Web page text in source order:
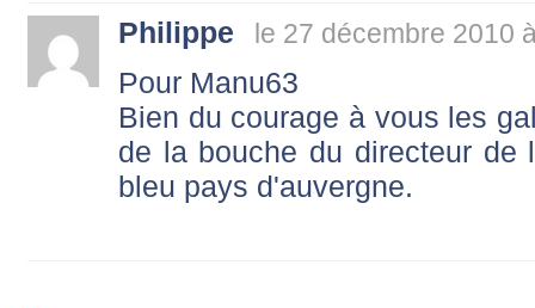
Philippe le 27 décembre 2010
Pour Manu63
Bien du courage à vous les
de la bouche du directeur de
bleu pays d'auvergne.